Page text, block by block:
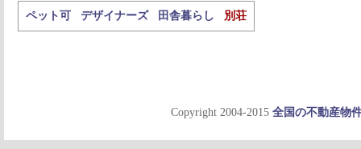
ペット可 デザイナーズ 田舎暮らし 別荘
Copyright 2004-2015 全国の不動産物